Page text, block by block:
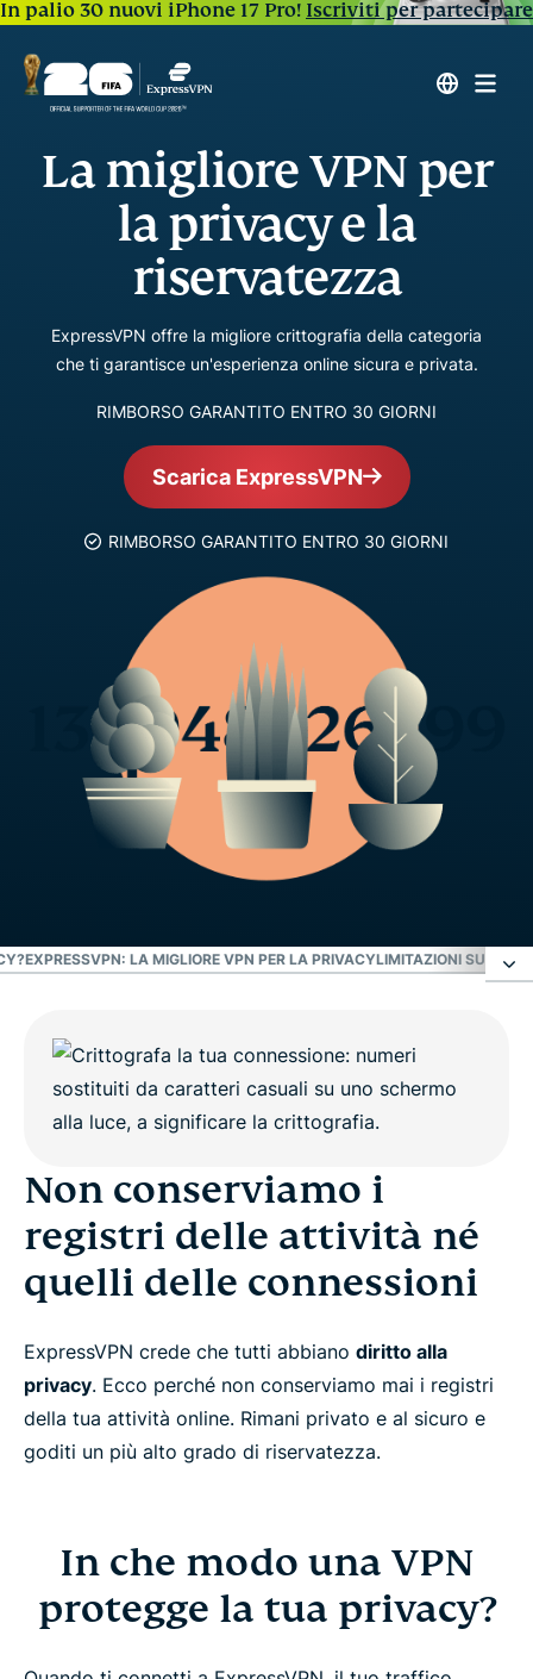
In palio 30 nuovi iPhone 17 Pro! Iscriviti per partecipare
La migliore VPN per
la privacy e la
riservatezza
ExpressVPN offre la migliore crittografia della categoria
che ti garantisce un'esperienza online sicura e privata.
RIMBORSO GARANTITO ENTRO 30 GIORNI
Scarica ExpressVPN
RIMBORSO GARANTITO ENTRO 30 GIORNI
EXPRESSVPN: LA MIGLIORE VPN PER LA PRIVACYLIMITAZIONI
delle connessioni
In che modo una VPN protegge la tua privacy?
ExpressVPN: la migliore VPN per la privacy
Limitazioni sull'anonimato
Perché ExpressVPN è meglio di una VPN gratuita
Domande frequenti
Non conserviamo i
registri delle attività né
quelli delle connessioni
ExpressVPN crede che tutti abbiano diritto alla
privacy. Ecco perché non conserviamo mai i registri
della tua attività online. Rimani privato e al sicuro e
goditi un più alto grado di riservatezza.
In che modo una VPN
protegge la tua privacy?